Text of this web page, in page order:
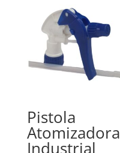
Pistola
Atomizadora
Industrial